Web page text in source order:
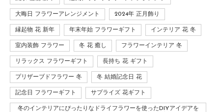
大晦日 フラワーアレンジメント 2024年 正月飾り
縁起物 花 新年 年末年始 フラワーギフト インテリア 花 冬
室内装飾 フラワー 冬 花 癒し フラワーインテリア 冬
リラックス フラワーギフト 長持ち 花 ギフト
プリザーブドフラワー 冬 冬 結婚記念日 花
記念日 フラワーギフト サプライズ 花ギフト
冬のインテリアにぴったりなドライフラワーを使ったDIYアイデアを